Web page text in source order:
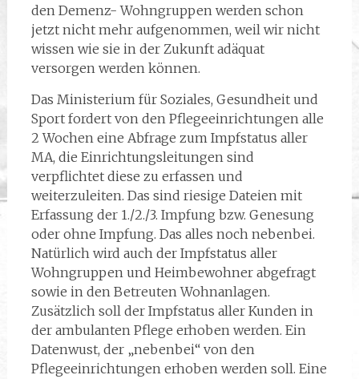
den Demenz- Wohngruppen werden schon
jetzt nicht mehr aufgenommen, weil wir nicht
wissen wie sie in der Zukunft adäquat
versorgen werden können.
Das Ministerium für Soziales, Gesundheit und
Sport fordert von den Pflegeeinrichtungen alle
2 Wochen eine Abfrage zum Impfstatus aller
MA, die Einrichtungsleitungen sind
verpflichtet diese zu erfassen und
weiterzuleiten. Das sind riesige Dateien mit
Erfassung der 1./2./3. Impfung bzw. Genesung
oder ohne Impfung. Das alles noch nebenbei.
Natürlich wird auch der Impfstatus aller
Wohngruppen und Heimbewohner abgefragt
sowie in den Betreuten Wohnanlagen.
Zusätzlich soll der Impfstatus aller Kunden in
der ambulanten Pflege erhoben werden. Ein
Datenwust, der „nebenbei“ von den
Pflegeeinrichtungen erhoben werden soll. Eine